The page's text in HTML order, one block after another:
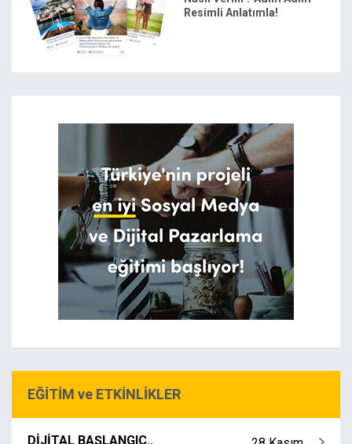
Resimli Anlatımla!
EĞİTİM ve ETKİNLİKLER
DİJİTAL BAŞLANGIÇ..